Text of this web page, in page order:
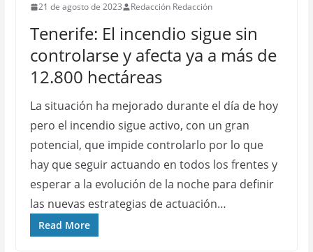
21 de agosto de 2023 Redacción Redacción
Tenerife: El incendio sigue sin
controlarse y afecta ya a más de
12.800 hectáreas
La situación ha mejorado durante el día de hoy
pero el incendio sigue activo, con un gran
potencial, que impide controlarlo por lo que
hay que seguir actuando en todos los frentes y
esperar a la evolución de la noche para definir
las nuevas estrategias de actuación…
Read More